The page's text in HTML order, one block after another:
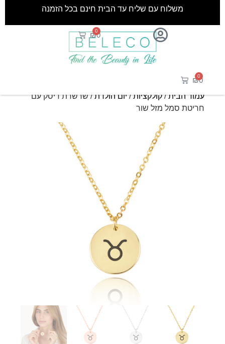
₪0
0
משלוח עם שליח עד הבית חינם בכל הזמנה
₪0
0
עמוד הבית/קולקציות/יום הולדת/ שרשרת דיסק עם
חריטת סמל מזל שור